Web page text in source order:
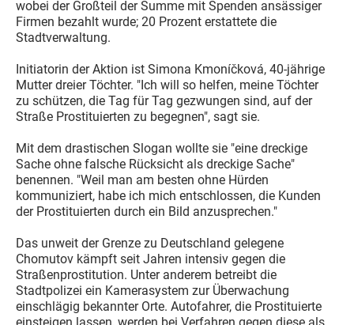
wobei der Großteil der Summe mit Spenden ansässiger
Firmen bezahlt wurde; 20 Prozent erstattete die
Stadtverwaltung.
Initiatorin der Aktion ist Simona Kmoníčková, 40-jährige
Mutter dreier Töchter. "Ich will so helfen, meine Töchter
zu schützen, die Tag für Tag gezwungen sind, auf der
Straße Prostituierten zu begegnen", sagt sie.
Mit dem drastischen Slogan wollte sie "eine dreckige
Sache ohne falsche Rücksicht als dreckige Sache"
benennen. "Weil man am besten ohne Hürden
kommuniziert, habe ich mich entschlossen, die Kunden
der Prostituierten durch ein Bild anzusprechen."
Das unweit der Grenze zu Deutschland gelegene
Chomutov kämpft seit Jahren intensiv gegen die
Straßenprostitution. Unter anderem betreibt die
Stadtpolizei ein Kamerasystem zur Überwachung
einschlägig bekannter Orte. Autofahrer, die Prostituierte